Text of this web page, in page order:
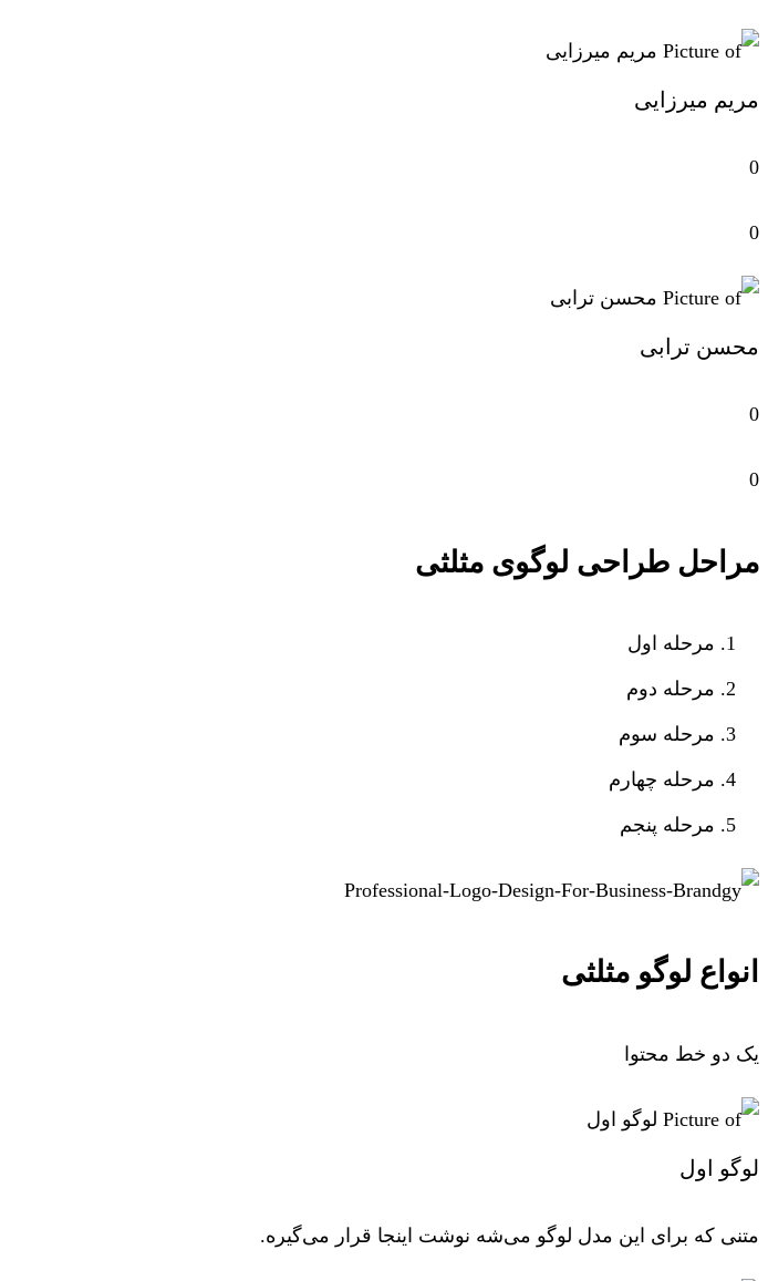
مریم میرزایی
0
0
محسن ترابی
0
0
مراحل طراحی لوگوی مثلثی
مرحله اول
مرحله دوم
مرحله سوم
مرحله چهارم
مرحله پنجم
انواع لوگو مثلثی
یک دو خط محتوا
لوگو اول
متنی که برای این مدل لوگو می‌شه نوشت اینجا قرار می‌گیره.